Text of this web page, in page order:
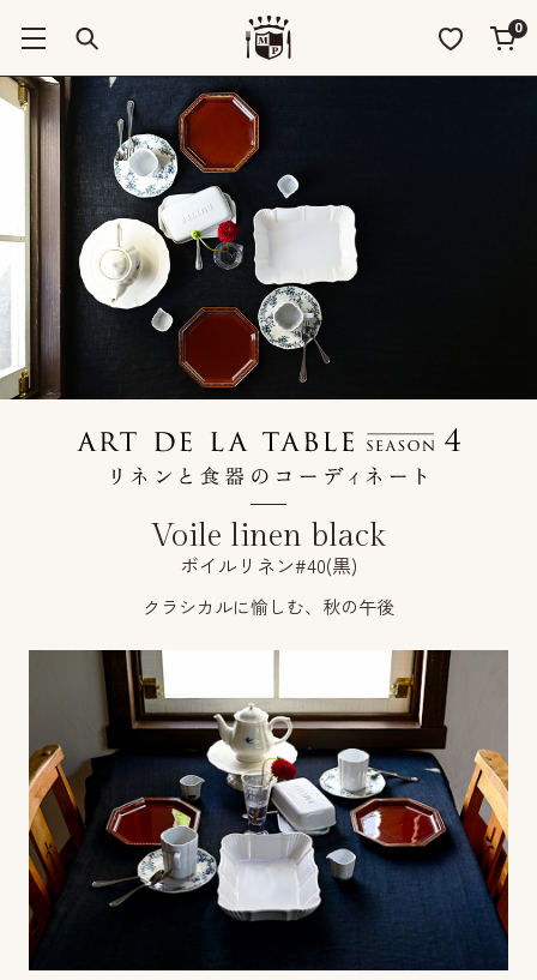
0
Voile linen black
ボイルリネン#40(黒)
クラシカルに愉しむ、秋の午後